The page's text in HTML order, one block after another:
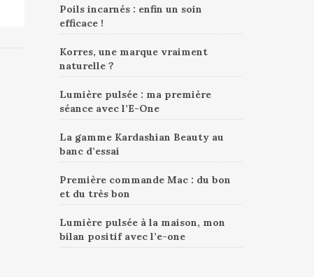
Poils incarnés : enfin un soin
efficace !
Korres, une marque vraiment
naturelle ?
Lumière pulsée : ma première
séance avec l’E-One
La gamme Kardashian Beauty au
banc d’essai
Première commande Mac : du bon
et du très bon
Lumière pulsée à la maison, mon
bilan positif avec l’e-one